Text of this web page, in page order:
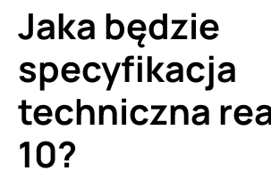
Jaka będzie
specyfikacja
techniczna
10?